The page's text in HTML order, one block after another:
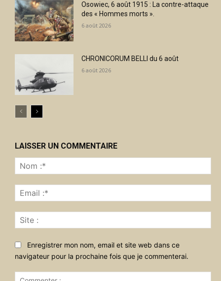
Osowiec, 6 août 1915 : La contre-attaque
des « Hommes morts ».
6 août 2026
CHRONICORUM BELLI du 6 août
6 août 2026
LAISSER UN COMMENTAIRE
:*
:*
:
Enregistrer mon nom, email et site web dans ce
navigateur pour la prochaine fois que je commenterai.